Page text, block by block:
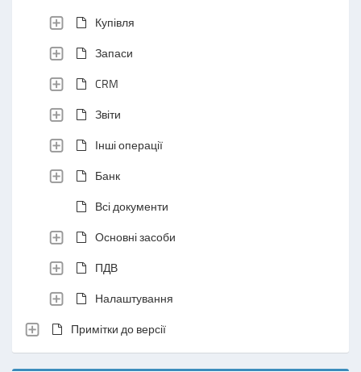
Купівля
Запаси
CRM
Звіти
Інші операції
Банк
Всі документи
Основні засоби
ПДВ
Налаштування
Примітки до версії